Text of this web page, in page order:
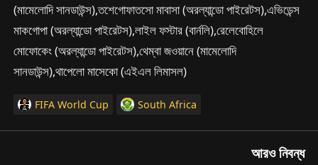
(মামেলোদি সানডাউন্স),তশেগোফাতসো মাবাসা (অরল্যান্ডো পাইরেটস),এভিডেন্স
মাকগোপা (অরল্যান্ডো পাইরেটস),লাইল ফস্টার (বার্নলি),রেলেবোহিলে
মোফোকেং (অরল্যান্ডো পাইরেটস),থেম্বা জওয়ানে (মামেলোদি
সানডাউন্স),থাপেলো মাসেকো (এইএল লিমাসল)
FIFA World Cup South Africa
আরও নিবন্ধ